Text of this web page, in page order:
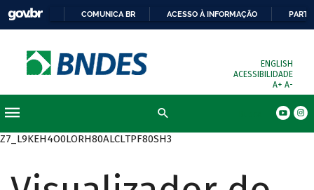
COMUNICA BR ACESSO À INFORMAÇÃO
ENGLISH
ACESSIBILIDADE
A+ A-
Z7_L9KEH4O0LORH80ALCLTPF80SH3